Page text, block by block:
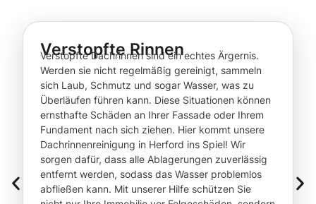
Verstopfte Rinnen
Verstopfte Dachrinnen sind ein echtes Ärgernis.
Werden sie nicht regelmäßig gereinigt, sammeln
sich Laub, Schmutz und sogar Wasser, was zu
Überläufen führen kann. Diese Situationen können
ernsthafte Schäden an Ihrer Fassade oder Ihrem
Fundament nach sich ziehen. Hier kommt unsere
Dachrinnenreinigung in Herford ins Spiel! Wir
sorgen dafür, dass alle Ablagerungen zuverlässig
entfernt werden, sodass das Wasser problemlos
abfließen kann. Mit unserer Hilfe schützen Sie